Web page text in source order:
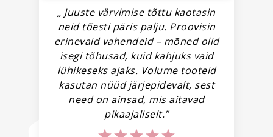
„ Juuste värvimise tõttu kaotasin
neid tõesti päris palju. Proovisin
erinevaid vahendeid – mõned olid
isegi tõhusad, kuid kahjuks vaid
lühikeseks ajaks. Volume tooteid
kasutan nüüd järjepidevalt, sest
need on ainsad, mis aitavad
pikaajaliselt.”